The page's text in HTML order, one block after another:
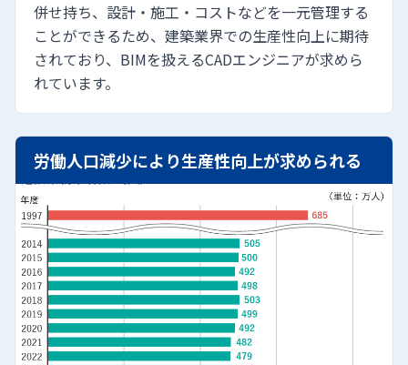
併せ持ち、設計・施工・コストなどを一元管理する
ことができるため、建築業界での生産性向上に期待
されており、BIMを扱えるCADエンジニアが求めら
れています。
労働人口減少により生産性向上が求められる